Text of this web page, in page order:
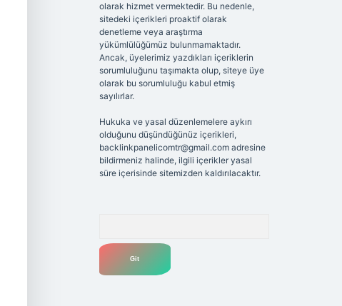
olarak hizmet vermektedir. Bu nedenle,
sitedeki içerikleri proaktif olarak
denetleme veya araştırma
yükümlülüğümüz bulunmamaktadır.
Ancak, üyelerimiz yazdıkları içeriklerin
sorumluluğunu taşımakta olup, siteye üye
olarak bu sorumluluğu kabul etmiş
sayılırlar.
Hukuka ve yasal düzenlemelere aykırı
olduğunu düşündüğünüz içerikleri,
backlinkpanelicomtr@gmail.comadresine
bildirmeniz halinde, ilgili içerikler yasal
süre içerisinde sitemizden kaldırılacaktır.